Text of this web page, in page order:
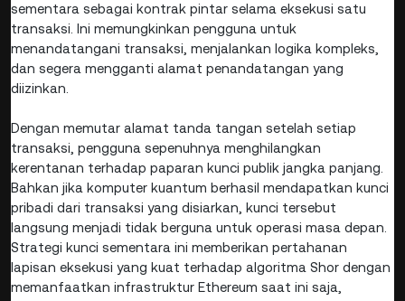
sementara sebagai kontrak pintar selama eksekusi satu
transaksi. Ini memungkinkan pengguna untuk
menandatangani transaksi, menjalankan logika kompleks,
dan segera mengganti alamat penandatangan yang
diizinkan.
Dengan memutar alamat tanda tangan setelah setiap
transaksi, pengguna sepenuhnya menghilangkan
kerentanan terhadap paparan kunci publik jangka panjang.
Bahkan jika komputer kuantum berhasil mendapatkan kunci
pribadi dari transaksi yang disiarkan, kunci tersebut
langsung menjadi tidak berguna untuk operasi masa depan.
Strategi kunci sementara ini memberikan pertahanan
lapisan eksekusi yang kuat terhadap algoritma Shor dengan
memanfaatkan infrastruktur Ethereum saat ini saja,